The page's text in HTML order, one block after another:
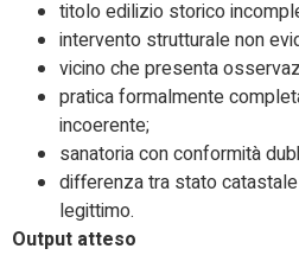
titolo edilizio storico
intervento strutturale non
vicino che presenta
pratica formalmente
incoerente;
sanatoria con conformità
differenza tra stato
legittimo.
Output atteso